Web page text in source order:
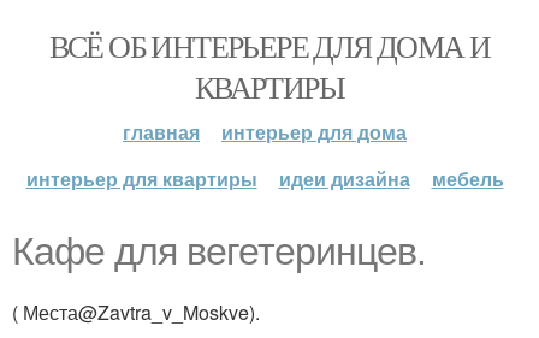
ВСЁ ОБ ИНТЕРЬЕРЕ ДЛЯ ДОМА И
КВАРТИРЫ
главная
интерьер для дома
интерьер для квартиры
идеи дизайна мебель
Кафе для вегетеринцев.
( Места@Zavtra_v_Moskve).